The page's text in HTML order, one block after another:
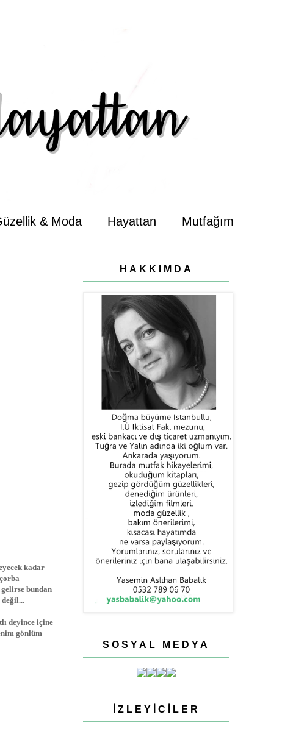
& Moda Hayattan Mutfağım
kadar
bundan
değil...
deyince içine
gönlüm
HAKKIMDA
SOSYAL MEDYA
İZLEYICILER